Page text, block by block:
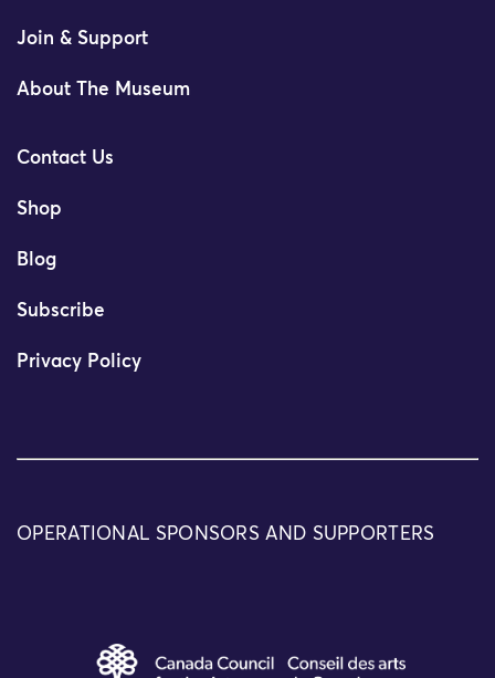
Join & Support
About The Museum
Contact Us
Shop
Blog
Subscribe
Privacy Policy
OPERATIONAL SPONSORS AND SUPPORTERS